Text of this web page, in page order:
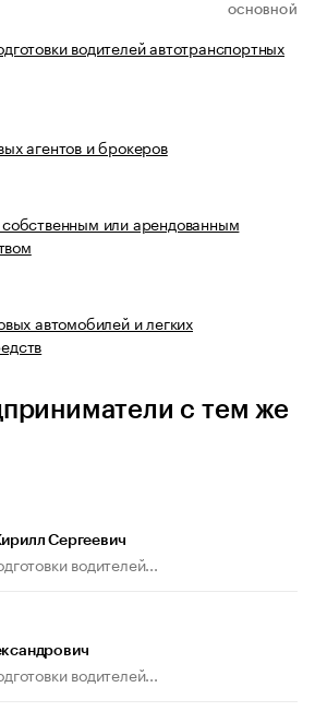
ОСНОВНОЙ
водителей автотранспортных
агентов и брокеров
или арендованным
автомобилей и легких
с тем же
Сергеевич
водителей...
водителей...